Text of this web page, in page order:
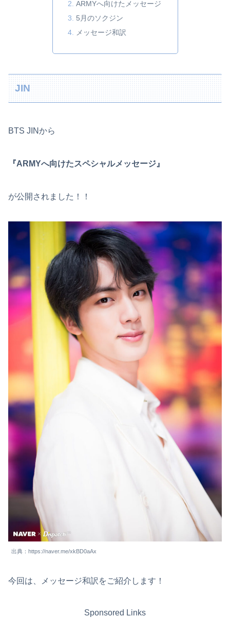
ARMYへ向けたメッセージ
5月のソクジン
メッセージ和訳
JIN
BTS JINから
『ARMYへ向けたスペシャルメッセージ』
が公開されました！！
出典：https://naver.me/xkBD0aAx
今回は、メッセージ和訳をご紹介します！
Sponsored Links